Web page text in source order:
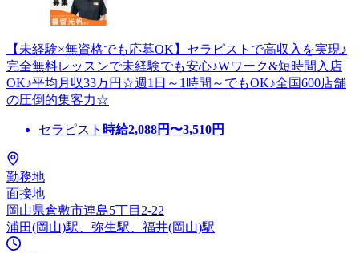
【未経験×無資格でも応募OK】セラピストで高収入を実現♪
完全無料レッスンで未経験でも安心♪Wワーク&短時間入店
OK♪平均月収33万円☆週1日～1時間～でもOK♪全国600店舗
の圧倒的集客力☆
セラピスト 時給2,088円〜3,510円
勤務地
面接地
岡山県倉敷市連島5丁目2-22
浦田(岡山)駅、弥生駅、福井(岡山)駅